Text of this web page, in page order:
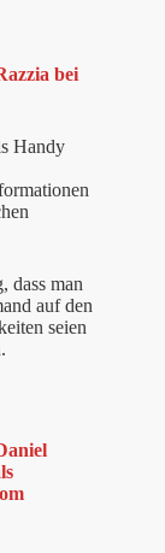
bei
Handy
dass man
auf den
seien